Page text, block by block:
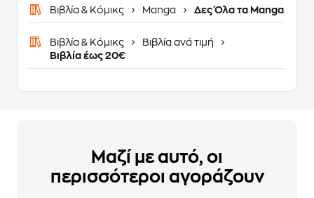
Βιβλία & Κόμικς Manga Δες Όλα τα Manga
Βιβλία & Κόμικς
Βιβλία ανά τιμή
Βιβλία έως 20€
Μαζί με αυτό, οι
περισσότεροι αγοράζουν